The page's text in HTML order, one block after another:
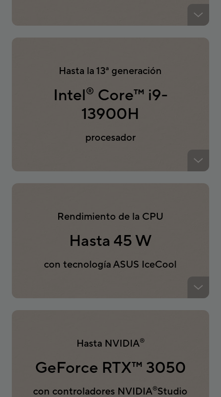
Hasta la 13ª generación
Intel® Core™ i9-
13900H
procesador
Rendimiento de la CPU
Hasta 45 W
con tecnología ASUS IceCool
Hasta NVIDIA®
GeForce RTX™ 3050
con controladores NVIDIA®Studio